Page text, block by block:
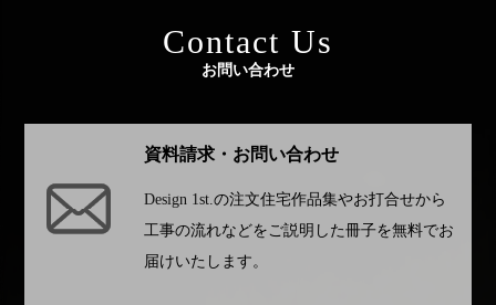
Contact Us
お問い合わせ
資料請求・お問い合わせ
Design 1st.の注文住宅作品集やお打合せから
工事の流れなどをご説明した冊子を無料でお
届けいたします。